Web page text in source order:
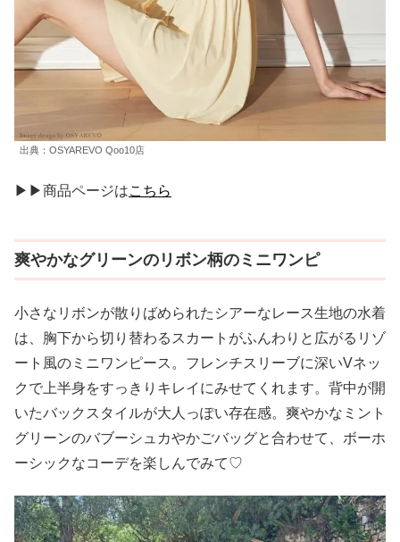
出典：OSYAREVO Qoo10店
▶▶商品ページはこちら
爽やかなグリーンのリボン柄のミニワンピ
小さなリボンが散りばめられたシアーなレース生地の水着
は、胸下から切り替わるスカートがふんわりと広がるリゾ
ート風のミニワンピース。フレンチスリーブに深いVネッ
クで上半身をすっきりキレイにみせてくれます。背中が開
いたバックスタイルが大人っぽい存在感。爽やかなミント
グリーンのバブーシュカやかごバッグと合わせて、ボーホ
ーシックなコーデを楽しんでみて♡